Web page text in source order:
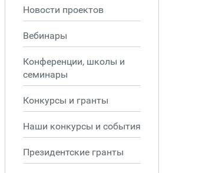
Новости проектов
Вебинары
Конференции, школы и
семинары
Конкурсы и гранты
Наши конкурсы и события
Президентские гранты